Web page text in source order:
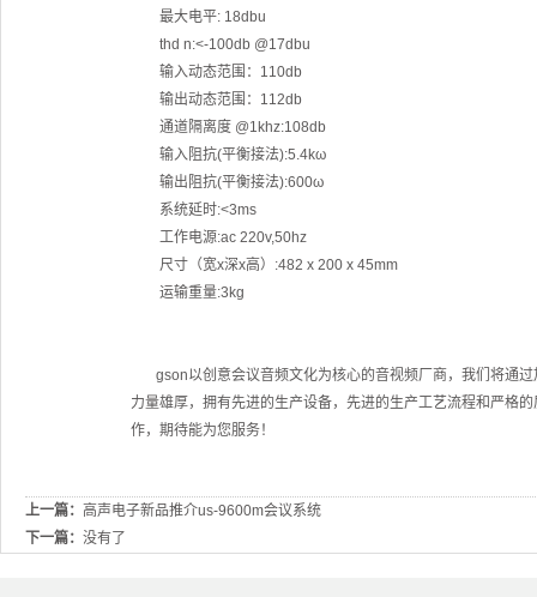
最大电平: 18dbu
thd n:<-100db @17dbu
输入动态范围：110db
输出动态范围：112db
通道隔离度 @1khz:108db
输入阻抗(平衡接法):5.4kω
输出阻抗(平衡接法):600ω
系统延时:<3ms
工作电源:ac 220v,50hz
尺寸（宽x深x高）:482 x 200 x 45mm
运输重量:3kg
gson以创意会议音频文化为核心的音视频厂商，我们将通过
力量雄厚，拥有先进的生产设备，先进的生产工艺流程和严格
作，期待能为您服务！
上一篇： 高声电子新品推介us-9600m会议系统
下一篇： 没有了